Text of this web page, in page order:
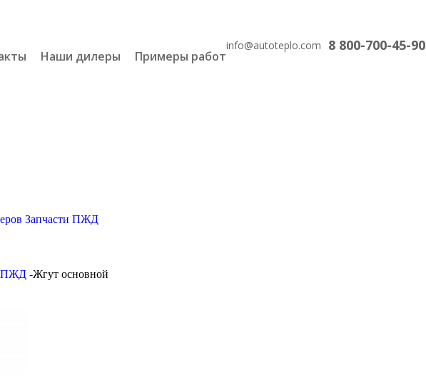
Наши дилеры Примеры работ
info@autoteplo.com 8 800-700-45-90
Запчасти ПЖД
ПЖД -Жгут основной